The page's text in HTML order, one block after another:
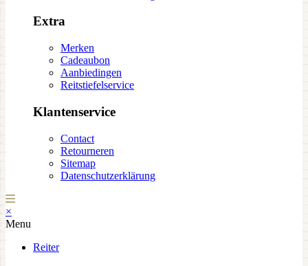
Extra
Merken
Cadeaubon
Aanbiedingen
Reitstiefelservice
Klantenservice
Contact
Retourneren
Sitemap
Datenschutzerklärung
×
Menu
Reiter